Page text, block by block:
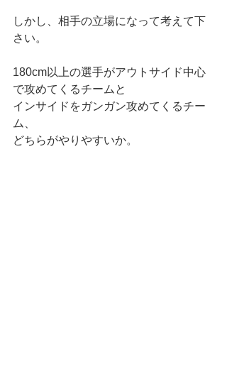
しかし、相手の立場になって考えて下
さい。
180cm以上の選手がアウトサイド中心
で攻めてくるチームと
インサイドをガンガン攻めてくるチー
ム、
どちらがやりやすいか。